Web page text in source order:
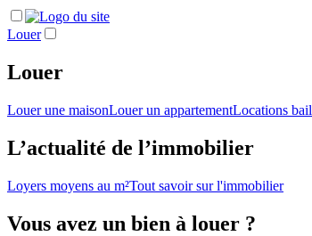
Louer
Louer
Louer une maisonLouer un appartementLocations
L’actualité de l’immobilier
Loyers moyens au m²Tout savoir sur l'immobilier
Vous avez un bien à louer ?